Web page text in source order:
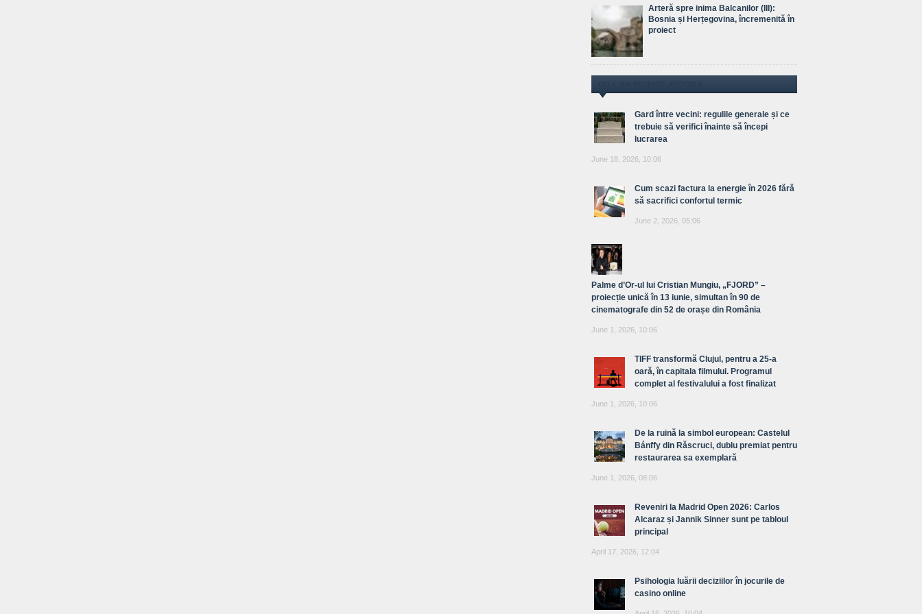
Arteră spre inima Balcanilor (III):
Bosnia și Herțegovina, încremenită în
proiect
Gard între vecini: regulile generale și ce
trebuie să verifici înainte să începi
lucrarea
June 18, 2026, 10:06
Cum scazi factura la energie în 2026 fără
să sacrifici confortul termic
June 2, 2026, 05:06
Palme d’Or-ul lui Cristian Mungiu, „FJORD” –
proiecție unică în 13 iunie, simultan în 90 de
cinematografe din 52 de orașe din România
June 1, 2026, 10:06
TIFF transformă Clujul, pentru a 25-a
oară, în capitala filmului. Programul
complet al festivalului a fost finalizat
June 1, 2026, 10:06
De la ruină la simbol european: Castelul
Bánffy din Răscruci, dublu premiat pentru
restaurarea sa exemplară
June 1, 2026, 08:06
Reveniri la Madrid Open 2026: Carlos
Alcaraz și Jannik Sinner sunt pe tabloul
principal
April 17, 2026, 12:04
Psihologia luării deciziilor în jocurile de
casino online